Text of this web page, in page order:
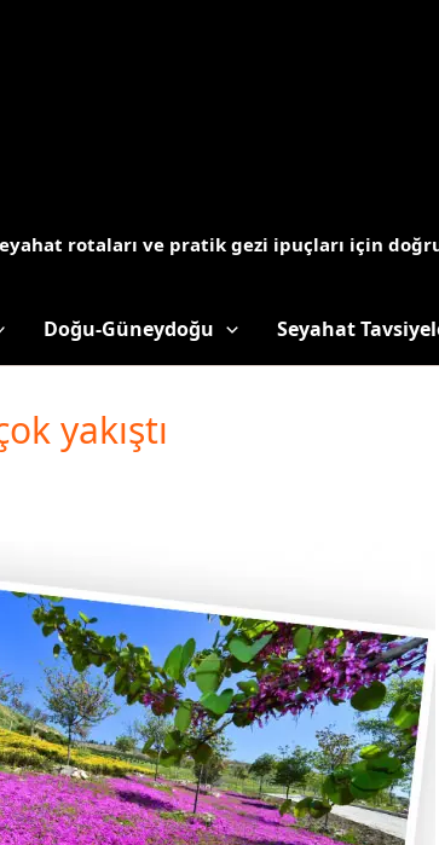
rotaları ve pratik gezi ipuçları için
Doğu-Güneydoğu Seyahat
yakıştı